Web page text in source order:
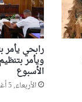
رابحي يأمر
ويأمر
الأسبوع
الأربعاء, 5 أغسطس 2026, 14:39